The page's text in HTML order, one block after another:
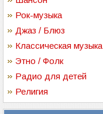
Рок-музыка
Джаз / Блюз
Классическая музыка
Этно / Фолк
Радио для детей
Религия